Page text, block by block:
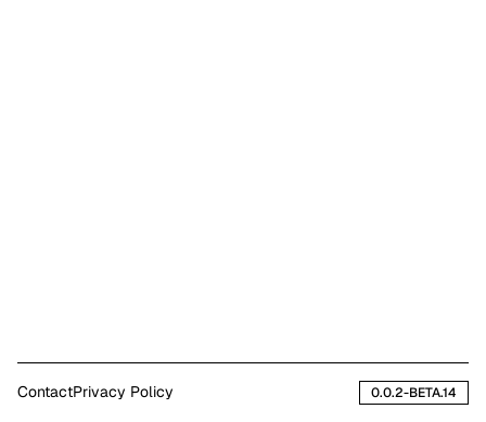
ContactPrivacy Policy 0.0.2-BETA.14